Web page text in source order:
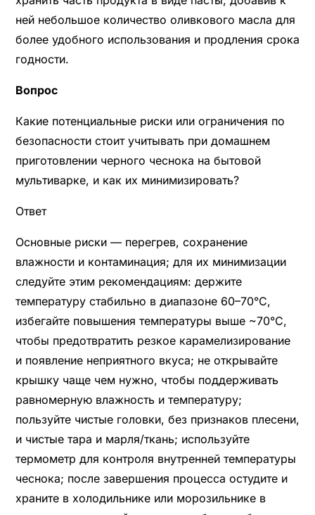
ней небольшое количество оливкового масла для
более удобного использования и продления срока
годности.
Вопрос
Какие потенциальные риски или ограничения по
безопасности стоит учитывать при домашнем
приготовлении черного чеснока на бытовой
мультиварке, и как их минимизировать?
Ответ
Основные риски — перегрев, сохранение
влажности и контаминация; для их минимизации
следуйте этим рекомендациям: держите
температуру стабильно в диапазоне 60–70°C,
избегайте повышения температуры выше ~70°C,
чтобы предотвратить резкое карамелизирование
и появление неприятного вкуса; не открывайте
крышку чаще чем нужно, чтобы поддерживать
равномерную влажность и температуру;
пользуйте чистые головки, без признаков плесени,
и чистые тара и марля/ткань; используйте
термометр для контроля внутренней температуры
чеснока; после завершения процесса остудите и
храните в холодильнике или морозильнике в